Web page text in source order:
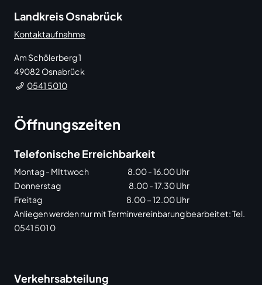
Landkreis Osnabrück
Kontaktaufnahme
Am Schölerberg 1
49082 Osnabrück
0541 5010
Öffnungszeiten
Telefonische Erreichbarkeit
Montag - MIttwoch
8.00 - 16.00 Uhr
Donnerstag
8.00 - 17.30 Uhr
Freitag
8.00 – 12.00 Uhr
Anliegen werden nur mit Terminvereinbarung bearbeitet: Tel.
0541 501 0
Verkehrsabteilung